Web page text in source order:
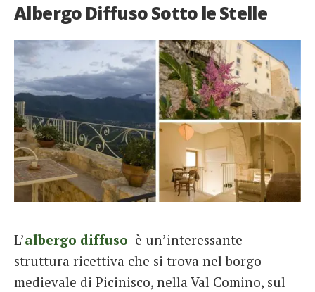
Albergo Diffuso Sotto le Stelle
L’albergo diffuso è un’interessante
struttura ricettiva che si trova nel borgo
medievale di Picinisco, nella Val Comino, sul